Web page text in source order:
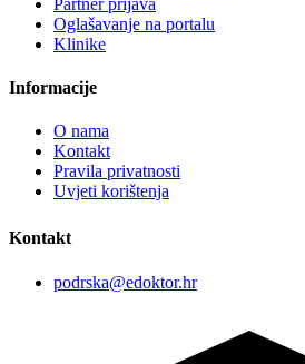
Oglašavanje na portalu
Klinike
Informacije
O nama
Kontakt
Pravila privatnosti
Uvjeti korištenja
Kontakt
podrska@edoktor.hr